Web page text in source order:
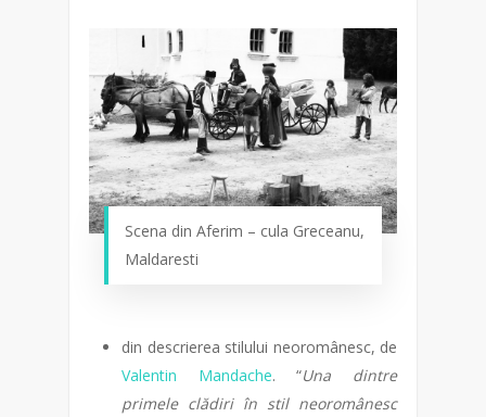
Scena din Aferim – cula Greceanu,
Maldaresti
din descrierea stilului neoromânesc, de
Valentin Mandache. “Una dintre
primele clădiri în stil neoromânesc